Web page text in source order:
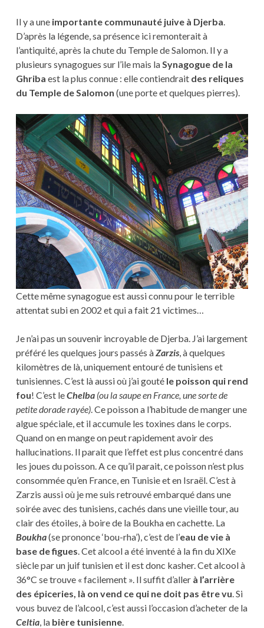
Il y a une importante communauté juive à Djerba.
D’après la légende, sa présence ici remonterait à
l’antiquité, après la chute du Temple de Salomon. Il y a
plusieurs synagogues sur l’ile mais laSynagogue de la
Ghriba est la plus connue : elle contiendrait des reliques
du Temple de Salomon (une porte et quelques pierres).
Cette même synagogue est aussi connu pour le terrible
attentat subi en 2002 et qui a fait 21 victimes…
Je n’ai pas un souvenir incroyable de Djerba. J’ai largement
préféré les quelques jours passés à Zarzis, à quelques
kilomètres de là, uniquement entouré de tunisiens et
tunisiennes. C’est là aussi où j’ai gouté le poisson qui rend
fou! C’est leChelba (ou la saupe en France, une sorte de
petite dorade rayée). Ce poisson a l’habitude de manger une
algue spéciale, et il accumule les toxines dans le corps.
Quand on en mange on peut rapidement avoir des
hallucinations. Il parait que l’effet est plus concentré dans
les joues du poisson. A ce qu’il parait, ce poisson n’est plus
consommée qu’en France, en Tunisie et en Israël. C’est à
Zarzis aussi où je me suis retrouvé embarqué dans une
soirée avec des tunisiens, cachés dans une vieille tour, au
clair des étoiles, à boire de la Boukha en cachette. La
Boukha(se prononce ‘bou-rha’), c’est de l’eau de vie à
base de figues . Cet alcool a été inventé à la fin du XIXe
siècle par un juif tunisien et il est donc kasher. Cet alcool à
36°C se trouve « facilement ». Il suffit d’aller à l’arrière
des épiceries, là on vend ce qui ne doit pas être vu . Si
vous buvez de l’alcool, c’est aussi l’occasion d’acheter de la
Celtia, la bière tunisienne.